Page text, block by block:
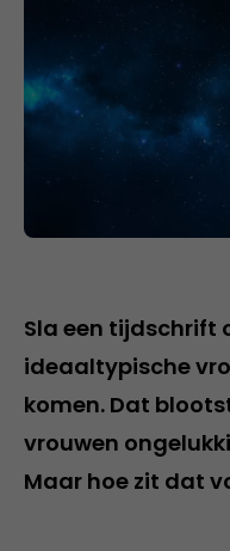
Sla een tijdschrift
ideaaltypische
komen. Dat
vrouwen
Maar hoe zit dat